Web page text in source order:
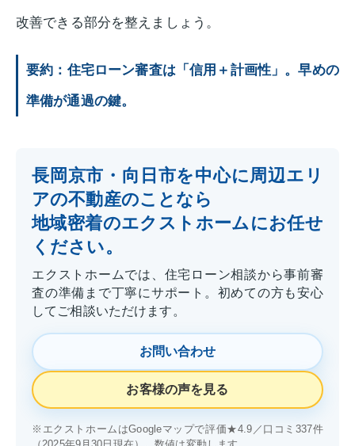
改善できる部分を整えましょう。
要約：住宅ローン審査は「信用＋計画性」。早めの
準備が通過の鍵。
長岡京市・向日市を中心に周辺エリ
アの不動産のことなら
地域密着のエクストホームにお任せ
ください。
エクストホームでは、住宅ローン相談から事前審
査の準備まで丁寧にサポート。初めての方も安心
してご相談いただけます。
お問い合わせ
お客様の声を見る
※エクストホームはGoogleマップで評価★4.9／口コミ337件